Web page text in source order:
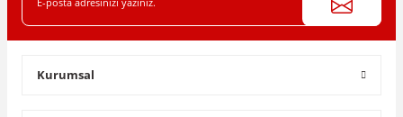
Kurumsal